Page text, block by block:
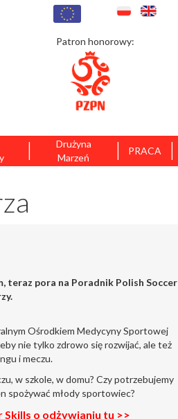
Patron honorowy:
Drużyna
Marzeń
| PRACA
| |
teraz pora na Poradnik Polish Soccer
Ośrodkiem Medycyny Sportowej
nie tylko zdrowo się rozwijać, ale też
i meczu.
w szkole, w domu? Czy potrzebujemy
spożywać młody sportowiec?
Skills o odżywianiu tu >>